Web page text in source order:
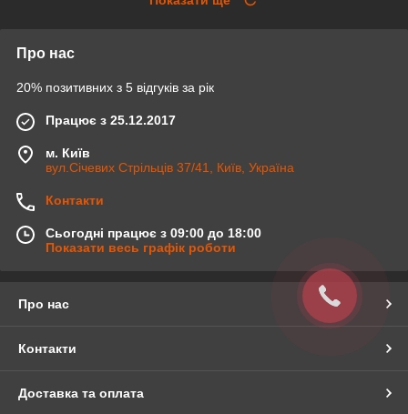
Про нас
20% позитивних з 5 відгуків за рік
Працює з 25.12.2017
м. Київ
вул.Січевих Стрільців 37/41, Київ, Україна
Контакти
Сьогодні працює з 09:00 до 18:00
Показати весь графік роботи
Про нас
Контакти
Доставка та оплата